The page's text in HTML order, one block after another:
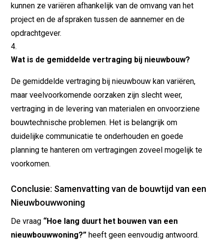
kunnen ze variëren afhankelijk van de omvang van het
project en de afspraken tussen de aannemer en de
opdrachtgever.
Wat is de gemiddelde vertraging bij nieuwbouw?
De gemiddelde vertraging bij nieuwbouw kan variëren,
maar veelvoorkomende oorzaken zijn slecht weer,
vertraging in de levering van materialen en onvoorziene
bouwtechnische problemen. Het is belangrijk om
duidelijke communicatie te onderhouden en goede
planning te hanteren om vertragingen zoveel mogelijk te
voorkomen.
Conclusie: Samenvatting van de bouwtijd van een
Nieuwbouwwoning
De vraag “Hoe lang duurt het bouwen van een
nieuwbouwwoning?” heeft geen eenvoudig antwoord.